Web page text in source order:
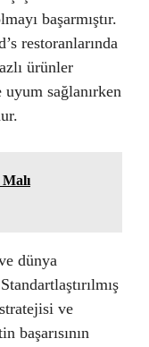
başarmıştır.
restoranlarında
ürünler
sağlanırken
dünya
ve
başarısının